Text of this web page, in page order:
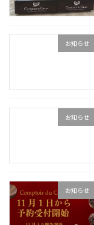
お知らせ
お知らせ
お知らせ